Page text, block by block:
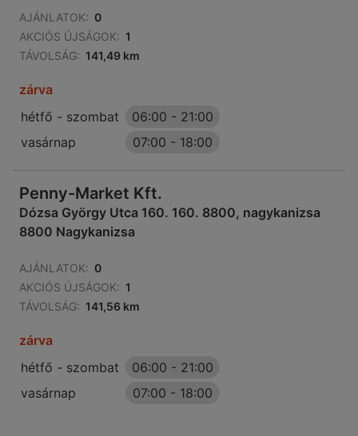
AJÁNLATOK: 0
AKCIÓS ÚJSÁGOK: 1
TÁVOLSÁG: 141,49 km
zárva
hétfő - szombat
06:00 - 21:00
vasárnap
07:00 - 18:00
Penny-Market Kft.
Dózsa György Utca 160. 160. 8800, nagykanizsa
8800 Nagykanizsa
AJÁNLATOK: 0
AKCIÓS ÚJSÁGOK: 1
TÁVOLSÁG: 141,56 km
zárva
hétfő - szombat
06:00 - 21:00
vasárnap
07:00 - 18:00